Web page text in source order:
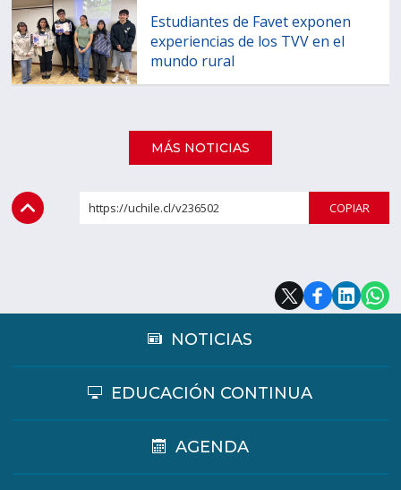
Estudiantes de Favet exponen
experiencias de los TVV en el
mundo rural
MÁS NOTICIAS
https://uchile.cl/v236502
NOTICIAS
EDUCACIÓN CONTINUA
AGENDA